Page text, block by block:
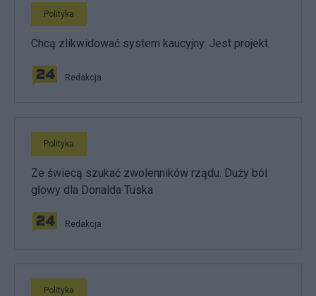
Polityka
Chcą zlikwidować system kaucyjny. Jest projekt
Redakcja
Polityka
Ze świecą szukać zwolenników rządu. Duży ból
głowy dla Donalda Tuska
Redakcja
Polityka